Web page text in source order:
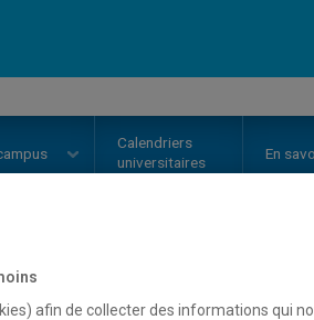
Calendriers
universitaires
En
afin de collecter des informations qui